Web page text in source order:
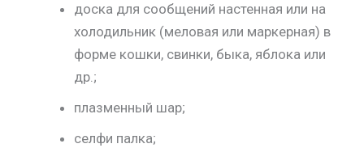
доска для сообщений настенная или на
холодильник (меловая или маркерная) в
форме кошки, свинки, быка, яблока или
др.;
плазменный шар;
селфи палка;